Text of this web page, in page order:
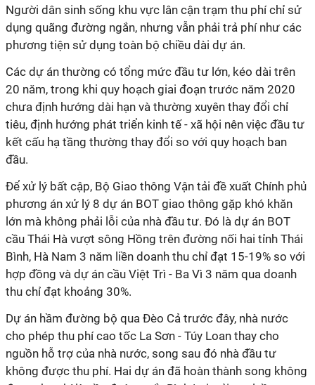
Người dân sinh sống khu vực lân cận trạm thu phí chỉ sử
dụng quãng đường ngắn, nhưng vẫn phải trả phí như các
phương tiện sử dụng toàn bộ chiều dài dự án.
Các dự án thường có tổng mức đầu tư lớn, kéo dài trên
20 năm, trong khi quy hoạch giai đoạn trước năm 2020
chưa định hướng dài hạn và thường xuyên thay đổi chỉ
tiêu, định hướng phát triển kinh tế - xã hội nên việc đầu tư
kết cấu hạ tầng thường thay đổi so với quy hoạch ban
đầu.
Để xử lý bất cập, Bộ Giao thông Vận tải đề xuất Chính phủ
phương án xử lý 8 dự án BOT giao thông gặp khó khăn
lớn mà không phải lỗi của nhà đầu tư. Đó là dự án BOT
cầu Thái Hà vượt sông Hồng trên đường nối hai tỉnh Thái
Bình, Hà Nam 3 năm liền doanh thu chỉ đạt 15-19% so với
hợp đồng và dự án cầu Việt Trì - Ba Vì 3 năm qua doanh
thu chỉ đạt khoảng 30%.
Dự án hầm đường bộ qua Đèo Cả trước đây, nhà nước
cho phép thu phí cao tốc La Sơn - Túy Loan thay cho
nguồn hỗ trợ của nhà nước, song sau đó nhà đầu tư
không được thu phí. Hai dự án đã hoàn thành song không